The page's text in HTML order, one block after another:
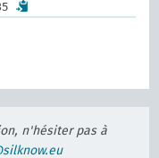
n'hésiter pas à